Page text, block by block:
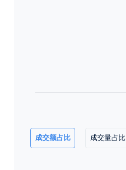
成交额占比 成交量占比